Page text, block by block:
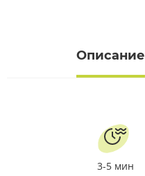
Описание
3-5 мин